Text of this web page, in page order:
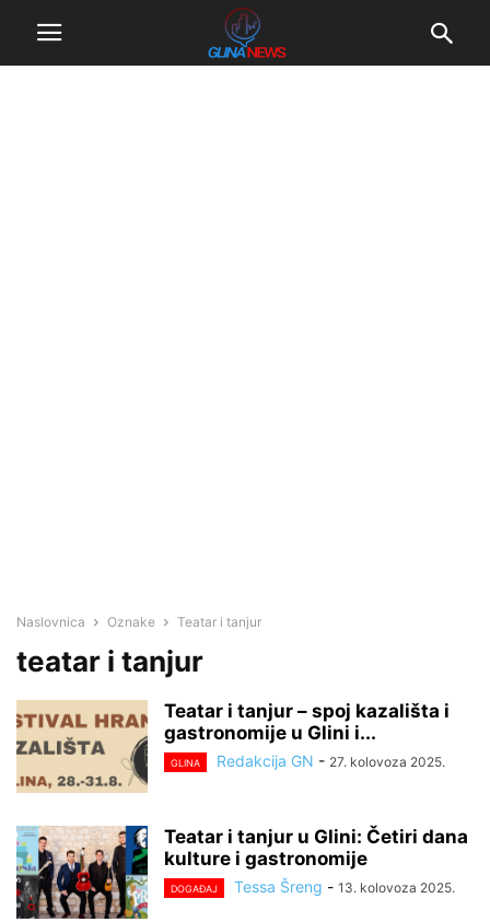
Naslovnica Oznake Teatar i tanjur
teatar i tanjur
Teatar i tanjur – spoj kazališta i
gastronomije u Glini i...
GLINA Redakcija GN - 27. kolovoza 2025.
Teatar i tanjur u Glini: Četiri dana
kulture i gastronomije
DOGAĐAJ Tessa Šreng - 13. kolovoza 2025.